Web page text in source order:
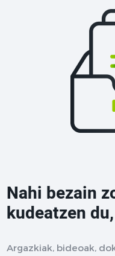
Nahi bezain
kudeatzen
Argazkiak, bideoak,